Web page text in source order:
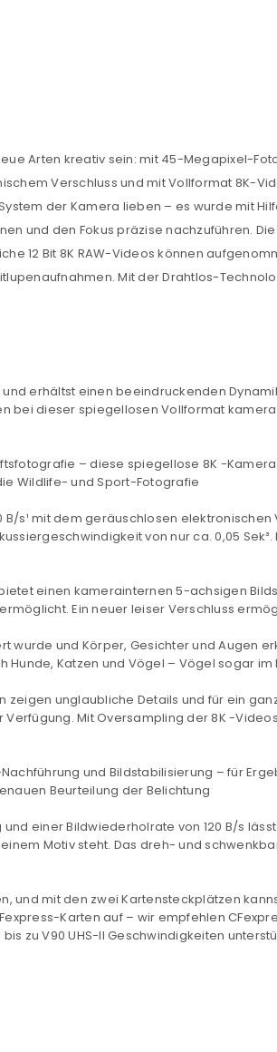
REGISTRIEREN
Arten kreativ sein: mit 45-Megapixel-
Verschluss und mitVollformat 8K-
der Kamera lieben – es wurde mit
und den Fokus präzise nachzuführen. Die
12 Bit 8K RAW-Videos können
Mit der Drahtlos-
erhältst einen beeindruckenden
bei dieser spiegellosenVollformat
– diese spiegellose 8K -
Wildlife- und Sport-Fotografie
s¹ mit dem geräuschlosen elektronischen
von nur ca. 0,05 Sek³.
einen kamerainternen 5-achsigen
Ein neuer leiser Verschluss
und Körper, Gesichter und Augen
Hunde, Katzen und Vögel – Vögel sogar im
zeigen unglaubliche Details und für ein
Verfügung. Mit Oversampling der8K -
und Bildstabilisierung – für
Beurteilung der Belichtung
einer Bildwiederholrate von 120 B/s
Motiv steht. Das dreh- und
und mit den zwei Kartensteckplätzen
Karten auf – wir empfehlen
bis zuV90 UHS-II Geschwindigkeiten